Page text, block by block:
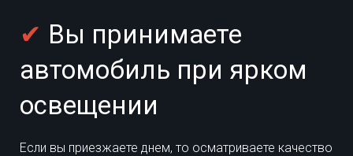
✔ Вы принимаете
автомобиль при ярком
освещении
Если вы приезжаете днем, то осматриваете качество